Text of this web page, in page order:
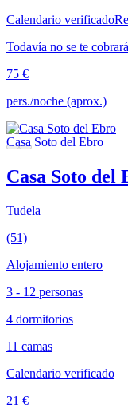
Calendario verificado
Todavía no se te
75 €
pers./noche (aprox.)
Casa Soto del
Tudela
(51)
Alojamiento entero
3 - 12 personas
4 dormitorios
11 camas
Calendario verificado
21 €